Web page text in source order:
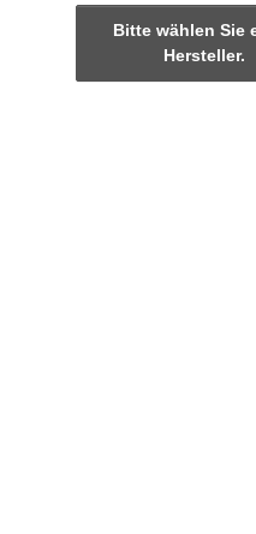
Bitte wählen Sie
Hersteller.